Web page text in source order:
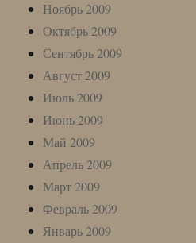
Ноябрь 2009
Октябрь 2009
Сентябрь 2009
Август 2009
Июль 2009
Июнь 2009
Май 2009
Апрель 2009
Март 2009
Февраль 2009
Январь 2009